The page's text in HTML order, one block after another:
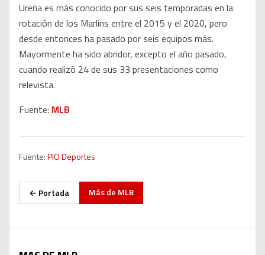
Ureña es más conocido por sus seis temporadas en la
rotación de los Marlins entre el 2015 y el 2020, pero
desde entonces ha pasado por seis equipos más.
Mayormente ha sido abridor, excepto el año pasado,
cuando realizó 24 de sus 33 presentaciones como
relevista.
Fuente: MLB
Fuente:PIO Deportes
← Portada Más de MLB